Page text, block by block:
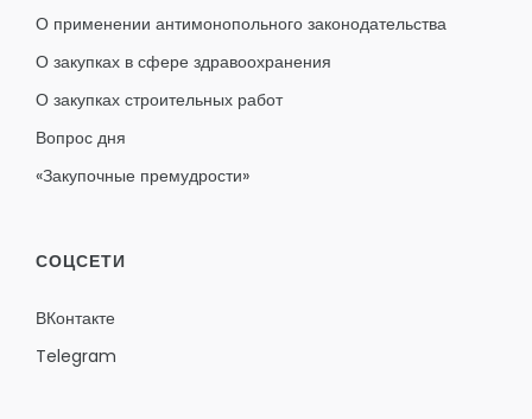
О применении антимонопольного законодательства
О закупках в сфере здравоохранения
О закупках строительных работ
Вопрос дня
«Закупочные премудрости»
СОЦСЕТИ
ВКонтакте
Telegram